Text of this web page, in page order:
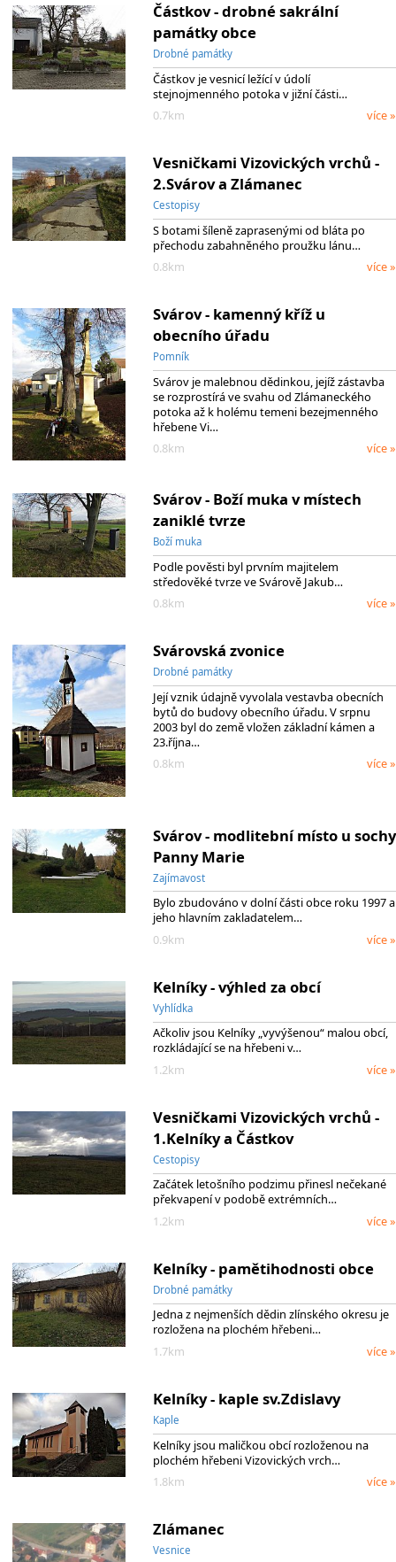
Částkov - drobné sakrální
památky obce
Drobné památky
Částkov je vesnicí ležící v údolí
stejnojmenného potoka v jižní části…
0.7km
více »
Vesničkami Vizovických vrchů -
2.Svárov a Zlámanec
Cestopisy
S botami šíleně zaprasenými od bláta po
přechodu zabahněného proužku lánu…
0.8km
více »
Svárov - kamenný kříž u
obecního úřadu
Pomník
Svárov je malebnou dědinkou, jejíž zástavba
se rozprostírá ve svahu od Zlámaneckého
potoka až k holému temeni bezejmenného
hřebene Vi…
0.8km
více »
Svárov - Boží muka v místech
zaniklé tvrze
Boží muka
Podle pověsti byl prvním majitelem
středověké tvrze ve Svárově Jakub…
0.8km
více »
Svárovská zvonice
Drobné památky
Její vznik údajně vyvolala vestavba obecních
bytů do budovy obecního úřadu. V srpnu
2003 byl do země vložen základní kámen a
23.října…
0.8km
více »
Svárov - modlitební místo u sochy
Panny Marie
Zajímavost
Bylo zbudováno v dolní části obce roku 1997 a
jeho hlavním zakladatelem…
0.9km
více »
Kelníky - výhled za obcí
Vyhlídka
Ačkoliv jsou Kelníky „vyvýšenou“ malou obcí,
rozkládající se na hřebeni v…
1.2km
více »
Vesničkami Vizovických vrchů -
1.Kelníky a Částkov
Cestopisy
Začátek letošního podzimu přinesl nečekané
překvapení v podobě extrémních…
1.2km
více »
Kelníky - pamětihodnosti obce
Drobné památky
Jedna z nejmenších dědin zlínského okresu je
rozložena na plochém hřebeni…
1.7km
více »
Kelníky - kaple sv.Zdislavy
Kaple
Kelníky jsou maličkou obcí rozloženou na
plochém hřebeni Vizovických vrch…
1.8km
více »
Zlámanec
Vesnice